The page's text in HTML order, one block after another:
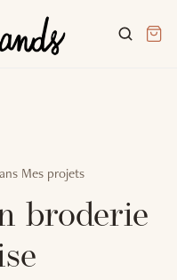
Mes projets
broderie